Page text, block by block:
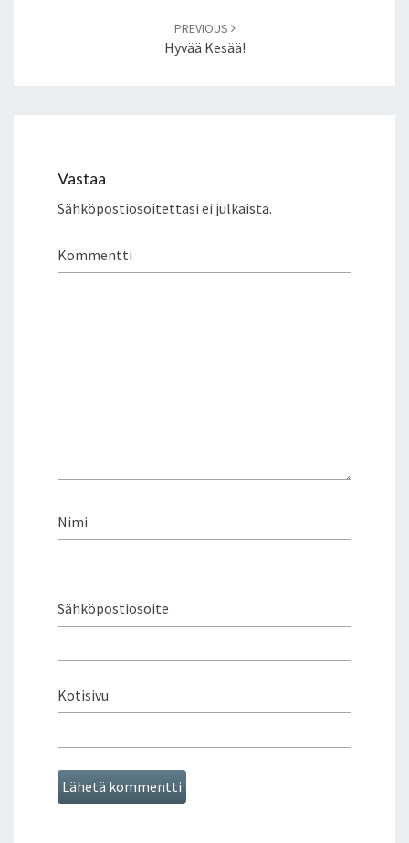
PREVIOUS
Hyvää Kesää!
Vastaa
Sähköpostiosoitettasi ei julkaista.
Kommentti
Nimi
Sähköpostiosoite
Kotisivu